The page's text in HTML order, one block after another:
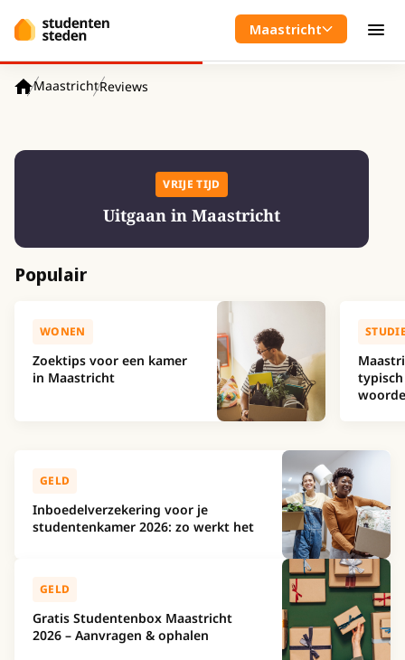
Maastricht
MaastrichtReviews
VRIJE TIJD
Uitgaan in Maastricht
Populair
WONEN
Zoektips voor een kamer
in Maastricht
GELD
Inboedelverzekering voor je
studentenkamer 2026: zo werkt het
GELD
Gratis Studentenbox Maastricht
2026 – Aanvragen & ophalen